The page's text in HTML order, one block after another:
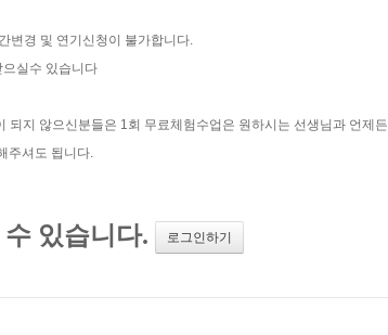
변경 및 연기신청이 불가합니다.
실수 있습니다
지 않으신분들은 1회 무료체험수업은 원하시는 선생님과 언제든
주셔도 됩니다.